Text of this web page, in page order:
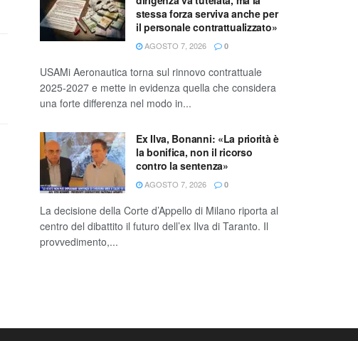
stessa forza serviva anche per
il personale contrattualizzato»
AGOSTO 7, 2026 0
USAMi Aeronautica torna sul rinnovo contrattuale
2025-2027 e mette in evidenza quella che considera
una forte differenza nel modo in...
Ex Ilva, Bonanni: «La priorità è
la bonifica, non il ricorso
contro la sentenza»
AGOSTO 7, 2026 0
La decisione della Corte d’Appello di Milano riporta al
centro del dibattito il futuro dell’ex Ilva di Taranto. Il
provvedimento,...